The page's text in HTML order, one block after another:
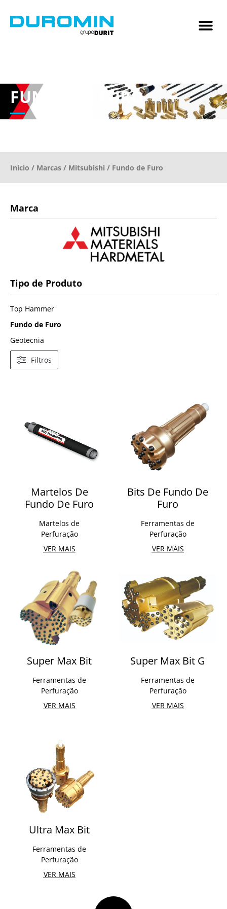
FUNDO DE FURO
Início / Marcas / Mitsubishi / Fundo de Furo
Marca
Tipo de Produto
Top Hammer
Fundo de Furo
Geotecnia
Filtros
Martelos De
Fundo De Furo
Martelos de
Perfuração
VER MAIS
Bits De Fundo De
Furo
Ferramentas de
Perfuração
VER MAIS
Super Max Bit
Ferramentas de
Perfuração
VER MAIS
Super Max Bit G
Ferramentas de
Perfuração
VER MAIS
Ultra Max Bit
Ferramentas de
Perfuração
VER MAIS